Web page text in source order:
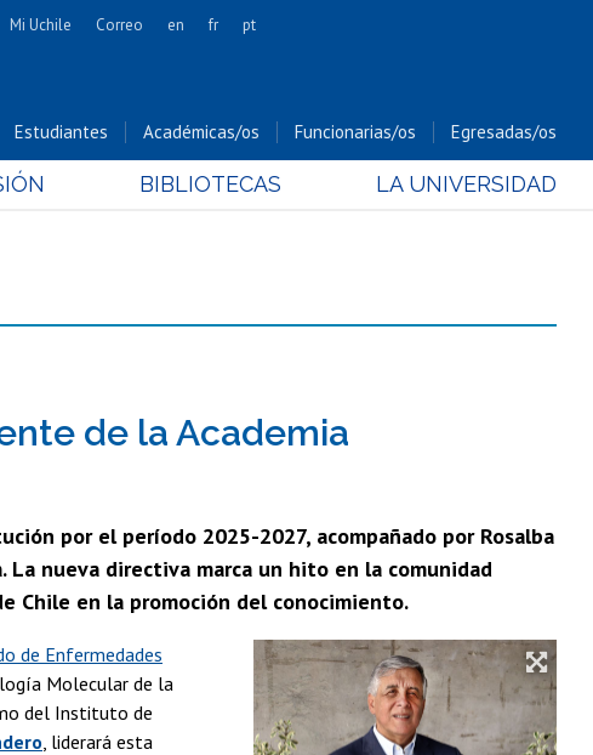
Cs. Forestales y Conservación
Cs. Sociales
Bachillerato
Mi Uchile Correo en fr pt
Estudiantes Académicas/os Funcionarias/os Egresadas/os
BIBLIOTECAS LA UNIVERSIDAD
de la Academia
por el período 2025-2027, acompañado por Rosalba
La nueva directiva marca un hito en la comunidad
Chile en la promoción del conocimiento.
de Enfermedades
Molecular de la
del Instituto de
, liderará esta